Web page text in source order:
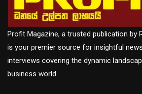
Profit Magazine, a trusted publication by
is your premier source for insightful
interviews covering the dynamic
business world.